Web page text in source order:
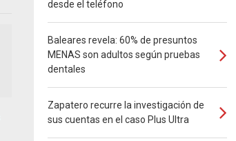
desde el teléfono
Baleares revela: 60% de presuntos
MENAS son adultos según pruebas
dentales
Zapatero recurre la investigación de
sus cuentas en el caso Plus Ultra